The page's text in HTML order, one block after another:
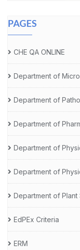
PAGES
CHE QA ONLINE
Department of
Department of
Department of
Department of
Department of
Department of Plant
EdPEx Criteria
ERM